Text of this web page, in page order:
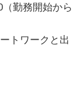
勤務開始から
トワークと出